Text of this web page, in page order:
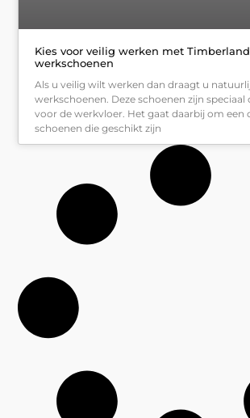
Kies voor veilig werken met Timberland
werkschoenen
Als u veilig wilt werken dan draagt u
werkschoenen. Deze schoenen zijn
voor de werkvloer. Het gaat daarbij om een
schoenen die geschikt zijn